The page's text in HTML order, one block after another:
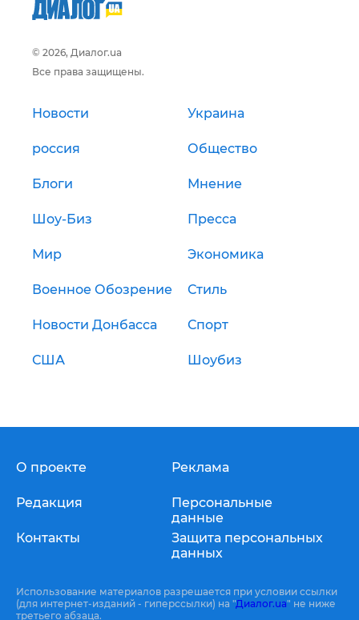
© 2026, Диалог.ua
Все права защищены.
Новости Украина
россия Общество
Блоги Мнение
Шоу-Биз Пресса
Мир Экономика
Военное Обозрение Стиль
Новости Донбасса Спорт
США Шоубиз
О проекте
Редакция
Контакты
Реклама
Персональные
данные
Защита персональных
данных
Использование материалов разрешается при условии ссылки
(для интернет-изданий - гиперссылки) на "Диалог.ua" не ниже
третьего абзаца.